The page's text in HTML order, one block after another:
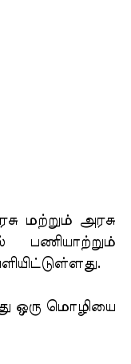
மற்றும் அரசு
பணியாற்றும்
ஒரு மொழியை